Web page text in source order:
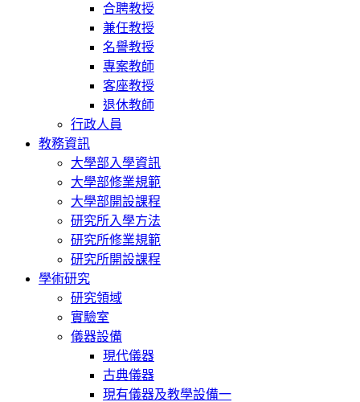
合聘教授
兼任教授
名譽教授
專案教師
客座教授
退休教師
行政人員
教務資訊
大學部入學資訊
大學部修業規範
大學部開設課程
研究所入學方法
研究所修業規範
研究所開設課程
學術研究
研究領域
實驗室
儀器設備
現代儀器
古典儀器
現有儀器及教學設備一